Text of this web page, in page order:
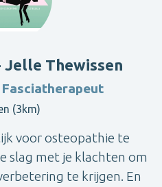
Jelle Thewissen
(3km)
voor osteopathie te
slag met je klachten om
te krijgen. En